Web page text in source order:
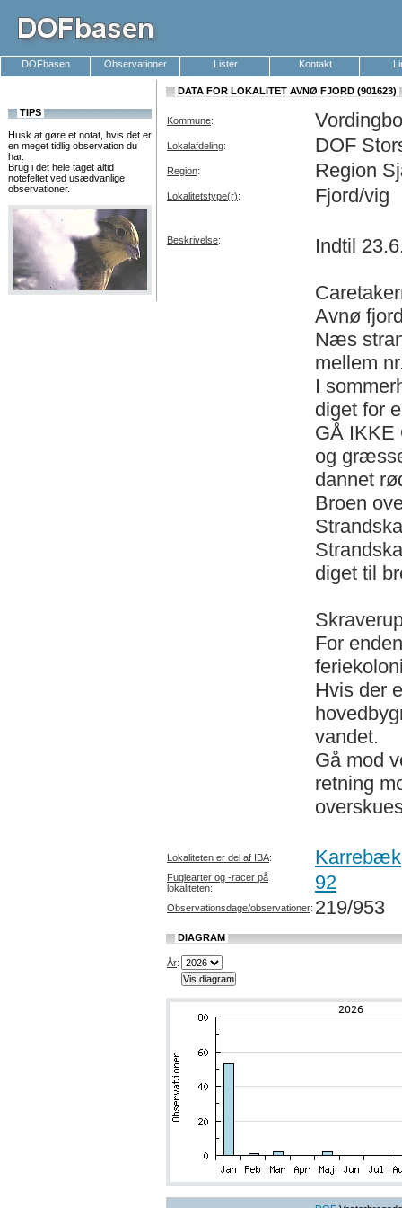
DOFbasen Observationer Lister Kontakt
TIPS
Husk at gøre et notat, hvis det er
en meget tidlig observation du
har.
Brug i det hele taget altid
notefeltet ved usædvanlige
observationer.
DATA FOR LOKALITET AVNØ FJORD (901623)
Kommune:
Lokalafdeling: DOF
Region: Region
Lokalitetstype(r): Fjord/vig
Beskrivelse: Indtil
Avnø
Næs
mellem
I
diget for
GÅ IKKE
og
dannet
Broen
diget til
For
Hvis der
vandet.
Gå mod
retning
Lokaliteten er del af IBA:
Fuglearter og -racer på
lokaliteten: 92
Observationsdage/observationer: 219/953
DIAGRAM
År: